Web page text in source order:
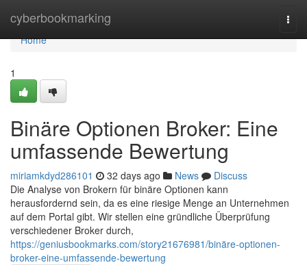
cyberbookmarking
Home
Home
1
Binäre Optionen Broker: Eine
umfassende Bewertung
miriamkdyd286101 32 days ago News
Discuss
Die Analyse von Brokern für binäre Optionen kann
herausfordernd sein, da es eine riesige Menge an Unternehmen
auf dem Portal gibt. Wir stellen eine gründliche Überprüfung
verschiedener Broker durch,
https://geniusbookmarks.com/story21676981/binäre-optionen-
broker-eine-umfassende-bewertung